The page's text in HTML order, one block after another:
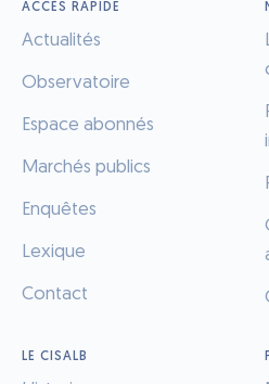
ACCÈS RAPIDE
Actualités
Observatoire
Espace abonnés
Marchés publics
Enquêtes
Lexique
Contact
LE CISALB